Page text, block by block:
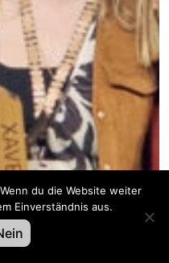
du die Website weiter
Einverständnis aus.